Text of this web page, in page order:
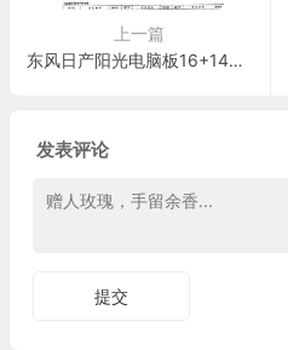
上一篇
东风日产阳光电脑板16+14+20+18针 端子图
发表评论